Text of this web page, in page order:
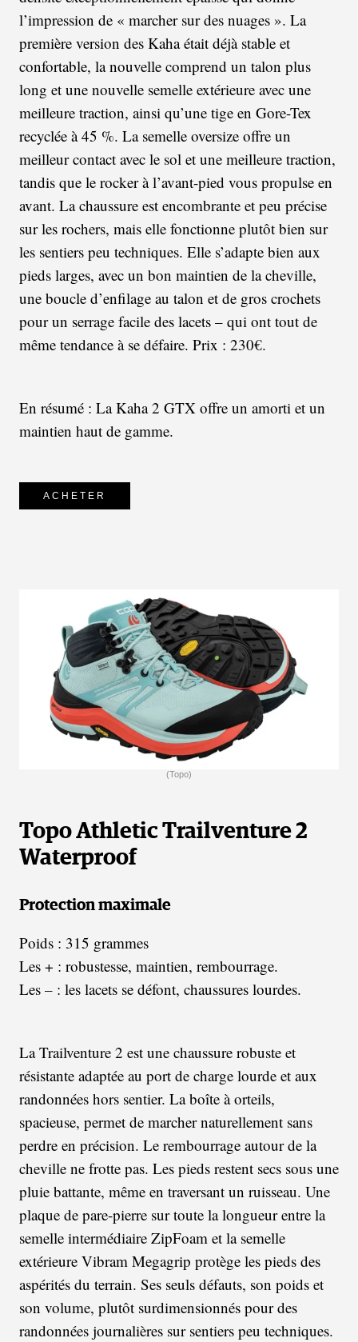
l’impression de « marcher sur des nuages ». La
première version des Kaha était déjà stable et
confortable, la nouvelle comprend un talon plus
long et une nouvelle semelle extérieure avec une
meilleure traction, ainsi qu’une tige en Gore-Tex
recyclée à 45 %. La semelle oversize offre un
meilleur contact avec le sol et une meilleure traction,
tandis que le rocker à l’avant-pied vous propulse en
avant. La chaussure est encombrante et peu précise
sur les rochers, mais elle fonctionne plutôt bien sur
les sentiers peu techniques. Elle s’adapte bien aux
pieds larges, avec un bon maintien de la cheville,
une boucle d’enfilage au talon et de gros crochets
pour un serrage facile des lacets – qui ont tout de
même tendance à se défaire. Prix : 230€.
En résumé : La Kaha 2 GTX offre un amorti et un
maintien haut de gamme.
ACHETER
(Topo)
Topo Athletic Trailventure 2
Waterproof
Protection maximale
Poids : 315 grammes
Les + : robustesse, maintien, rembourrage.
Les – : les lacets se défont, chaussures lourdes.
La Trailventure 2 est une chaussure robuste et
résistante adaptée au port de charge lourde et aux
randonnées hors sentier. La boîte à orteils,
spacieuse, permet de marcher naturellement sans
perdre en précision. Le rembourrage autour de la
cheville ne frotte pas. Les pieds restent secs sous une
pluie battante, même en traversant un ruisseau. Une
plaque de pare-pierre sur toute la longueur entre la
semelle intermédiaire ZipFoam et la semelle
extérieure Vibram Megagrip protège les pieds des
aspérités du terrain. Ses seuls défauts, son poids et
son volume, plutôt surdimensionnés pour des
randonnées journalières sur sentiers peu techniques.